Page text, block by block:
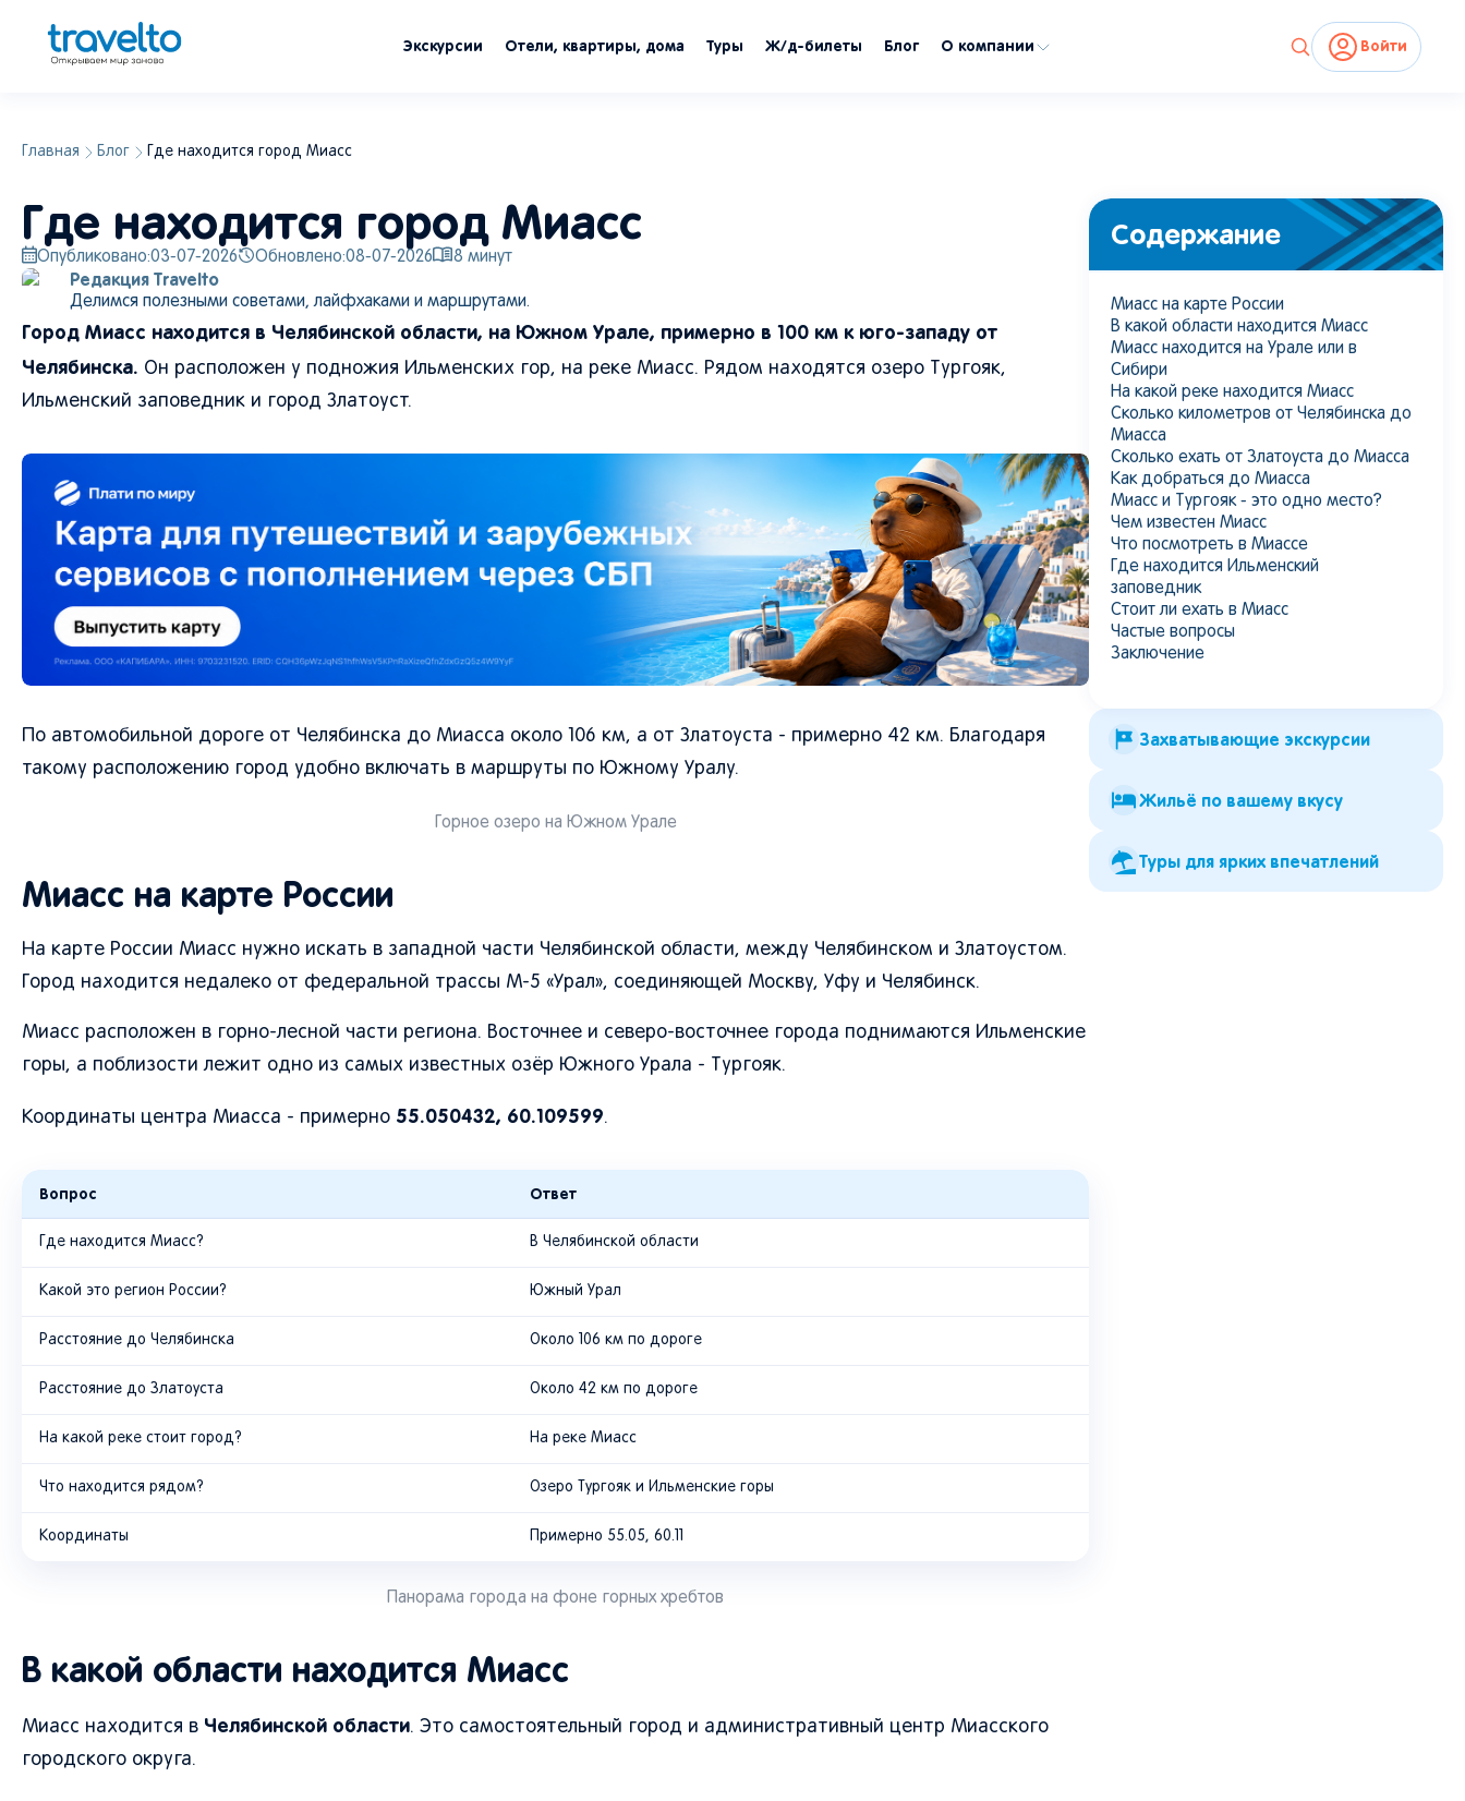
Экскурсии Отели, квартиры, дома Туры Ж/д-билеты Блог О компании Войти
Главная Блог Где находится город Миасс
Где находится город Миасс
Опубликовано:03-07-2026 Обновлено:08-07-2026 8 минут
Редакция Travelto
Делимся полезными советами, лайфхаками и маршрутами.
Город Миасс находится в Челябинской области, на Южном Урале, примерно в 100 км к юго-западу от
Челябинска. Он расположен у подножия Ильменских гор, на реке Миасс. Рядом находятся озеро Тургояк,
Ильменский заповедник и город Златоуст.
По автомобильной дороге от Челябинска до Миасса около 106 км, а от Златоуста - примерно 42 км. Благодаря
такому расположению город удобно включать в маршруты по Южному Уралу.
Горное озеро на Южном Урале
Миасс на карте России
На карте России Миасс нужно искать в западной части Челябинской области, между Челябинском и Златоустом.
Город находится недалеко от федеральной трассы М-5 «Урал», соединяющей Москву, Уфу и Челябинск.
Миасс расположен в горно-лесной части региона. Восточнее и северо-восточнее города поднимаются Ильменские
горы, а поблизости лежит одно из самых известных озёр Южного Урала - Тургояк.
Координаты центра Миасса - примерно 55.050432, 60.109599.
Вопрос Ответ
Где находится Миасс? В Челябинской области
Какой это регион России? Южный Урал
Расстояние до Челябинска Около 106 км по дороге
Расстояние до Златоуста Около 42 км по дороге
На какой реке стоит город? На реке Миасс
Что находится рядом? Озеро Тургояк и Ильменские горы
Координаты Примерно 55.05, 60.11
Панорама города на фоне горных хребтов
В какой области находится Миасс
Миасс находится в Челябинской области. Это самостоятельный город и административный центр Миасского
городского округа.
Содержание
Миасс на карте России
В какой области находится Миасс
Миасс находится на Урале или в
Сибири
На какой реке находится Миасс
Сколько километров от Челябинска до
Миасса
Сколько ехать от Златоуста до Миасса
Как добраться до Миасса
Миасс и Тургояк - это одно место?
Чем известен Миасс
Что посмотреть в Миассе
Где находится Ильменский
заповедник
Стоит ли ехать в Миасс
Частые вопросы
Заключение
Захватывающие экскурсии
Жильё по вашему вкусу
Туры для ярких впечатлений